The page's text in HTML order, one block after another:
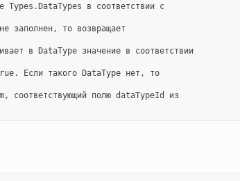
Types.DataTypes в соответствии с
не заполнен, то возвращает
в DataType значение в
соответствии
Если такого DataType нет,
то
соответствующий полю dataTypeId
из